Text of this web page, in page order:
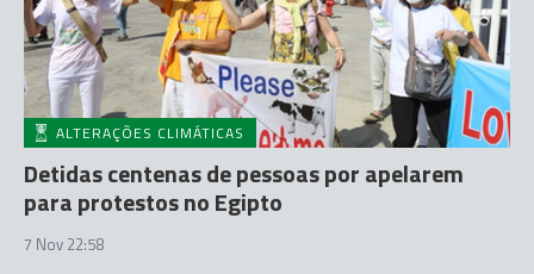
ALTERAÇÕES CLIMÁTICAS
Detidas centenas de pessoas por apelarem
para protestos no Egipto
7 Nov 22:58